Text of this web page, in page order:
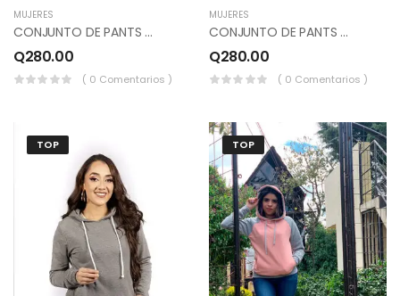
MUJERES
CONJUNTO DE PANTS Y SUDADERO COLOR BEIGE JASPEADO, VERDE OLIVO.
Q280.00
( 0 Comentarios )
MUJERES
CONJUNTO DE PANTS Y SUDADERO COLOR BEIGE, BLANCO, MOSTAZA.
Q280.00
( 0 Comentarios )
TOP TOP